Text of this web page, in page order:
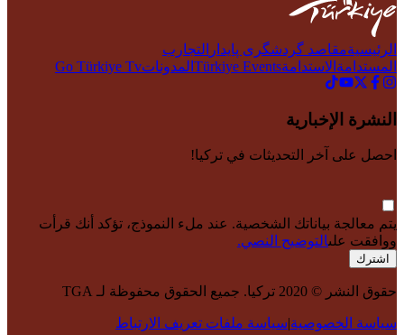
الرئيسيةمقاصد گردشگری پایدار التجارب
المستدامة الاستدامةTürkiye Events المدوناتGo Türkiye Tv
النشرة الإخبارية
احصل على آخر التحديثات في تركيا!
يتم معالجة بياناتك الشخصية. عند ملء النموذج، تؤكد أنك قرأت
ووافقت علىالتوضيح النصي.
اشترك
حقوق النشر © 2020 تركيا. جميع الحقوق محفوظة لـ TGA
سياسة الخصوصية|سياسة ملفات تعريف الارتباط